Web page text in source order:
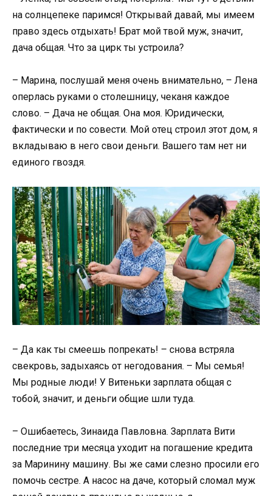
на солнцепеке паримся! Открывай давай, мы имеем
право здесь отдыхать! Брат мой твой муж, значит,
дача общая. Что за цирк ты устроила?
– Марина, послушай меня очень внимательно, – Лена
оперлась руками о столешницу, чеканя каждое
слово. – Дача не общая. Она моя. Юридически,
фактически и по совести. Мой отец строил этот дом, я
вкладываю в него свои деньги. Вашего там нет ни
единого гвоздя.
– Да как ты смеешь попрекать! – снова встряла
свекровь, задыхаясь от негодования. – Мы семья!
Мы родные люди! У Витеньки зарплата общая с
тобой, значит, и деньги общие шли туда.
– Ошибаетесь, Зинаида Павловна. Зарплата Вити
последние три месяца уходит на погашение кредита
за Маринину машину. Вы же сами слезно просили его
помочь сестре. А насос на даче, который сломал муж